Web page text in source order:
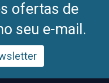
ofertas de
seu e-mail.